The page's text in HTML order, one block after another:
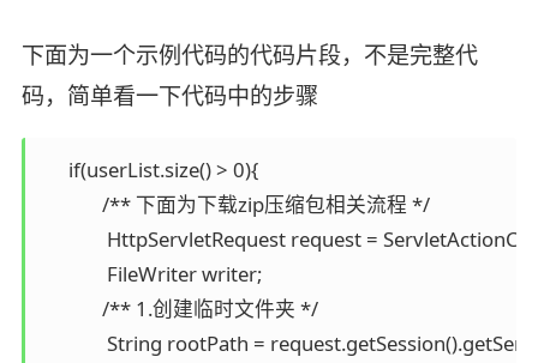
下面为一个示例代码的代码片段，不是完整代
码，简单看一下代码中的步骤
      if(userList.size() > 0){
             /** 下面为下载zip压缩包相关流程 */
HttpServletRequest request =
              FileWriter writer;
             /** 1.创建临时文件夹 */
String rootPath =